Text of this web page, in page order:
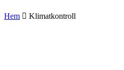
Hem Klimatkontroll